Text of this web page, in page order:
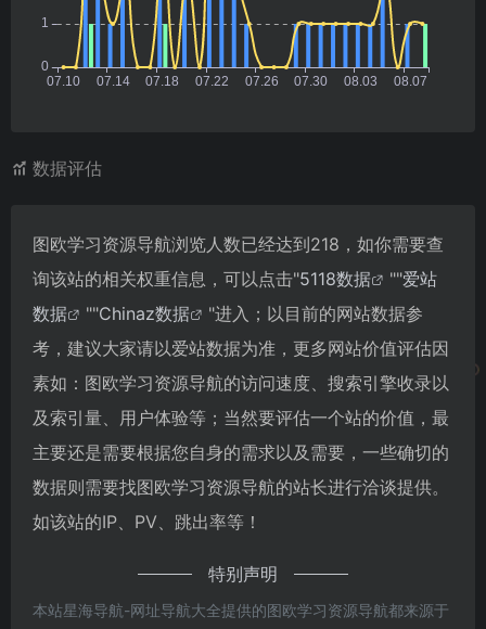
数据评估
图欧学习资源导航浏览人数已经达到218，如你需要查
询该站的相关权重信息，可以点击"5118数据 ""爱站
数据
""Chinaz数据
"进入；以目前的网站数据参
考，建议大家请以爱站数据为准，更多网站价值评估因
素如：图欧学习资源导航的访问速度、搜索引擎收录以
及索引量、用户体验等；当然要评估一个站的价值，最
主要还是需要根据您自身的需求以及需要，一些确切的
数据则需要找图欧学习资源导航的站长进行洽谈提供。
如该站的IP、PV、跳出率等！
特别声明
本站星海导航-网址导航大全提供的图欧学习资源导航都来源于